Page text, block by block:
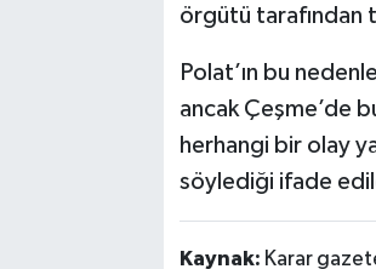
örgütü tarafından
Polat’ın bu
ancak Çeşme’de
herhangi bir olay
söylediği ifade
Kaynak: Karar